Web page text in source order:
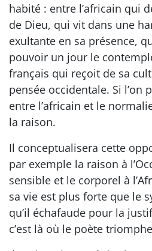
habité : entre l’africain qui
de Dieu, qui vit dans une
exultante en sa présence,
pouvoir un jour le
français qui reçoit de sa
pensée occidentale. Si l’on
entre l’africain et le
la raison.
Il conceptualisera cette
par exemple la raison à
sensible et le corporel à
sa vie est plus forte que le
qu’il échafaude pour la
c’est là où le poète